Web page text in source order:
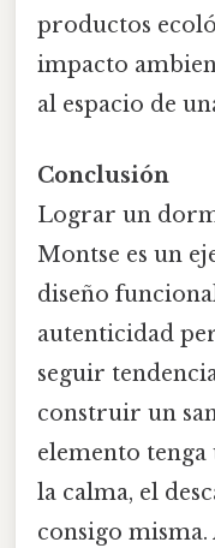
productos
impacto
al espacio de
Conclusión
Lograr un
Montse es un
diseño
autenticidad
seguir
construir un
elemento
la calma, el
consigo